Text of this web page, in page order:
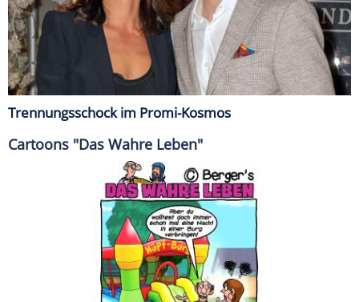
Trennungsschock im Promi-Kosmos
Cartoons "Das Wahre Leben"